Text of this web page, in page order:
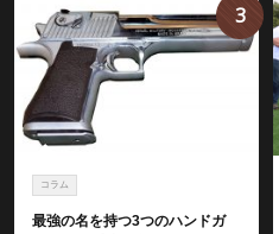
コラム
最強の名を持つ3つのハンドガ
3